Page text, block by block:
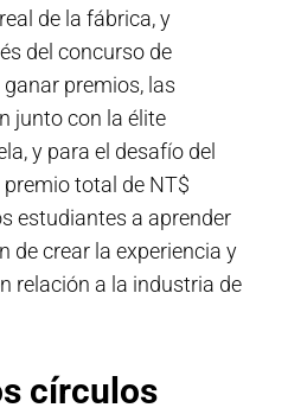
de la fábrica, y
del concurso de
premios, las
junto con la élite
y para el desafío del
total de NT$
estudiantes a aprender
de crear la experiencia y
relación a la industria de
círculos